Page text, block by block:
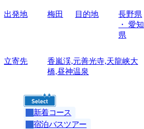
出発地 梅田 目的地
長野県
・ 愛知
県
立寄先
香嵐渓,元善光寺,天龍峡大
橋,昼神温泉
新着コース
宿泊バスツアー